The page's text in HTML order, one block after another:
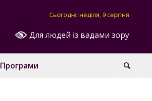
Для людей із вадами зору
Сьогодні: неділя, 9 серпня
Програми